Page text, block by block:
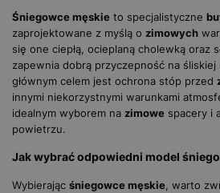
Śniegowce męskie to specjalistyczne
zaprojektowane z myślą o zimowych
się one ciepłą, ocieplaną cholewką oraz
zapewnia dobrą przyczepność na śliskiej
głównym celem jest ochrona stóp przed
innymi niekorzystnymi warunkami
idealnym wyborem na zimowe spacery i
powietrzu.
Jak wybrać odpowiedni model
Wybierając śniegowce męskie , warto